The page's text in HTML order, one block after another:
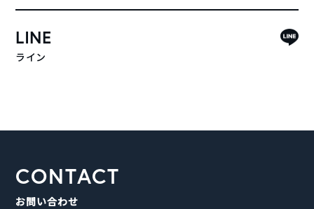
LINE
ライン
CONTACT
お問い合わせ